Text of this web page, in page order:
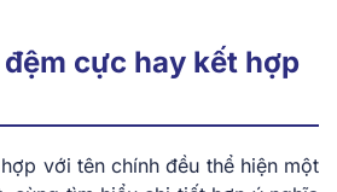
cực hay kết hợp
với tên chính đều thể hiện một